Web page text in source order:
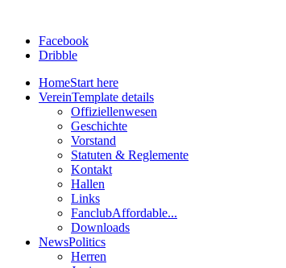
Facebook
Dribble
HomeStart here
VereinTemplate details
Offiziellenwesen
Geschichte
Vorstand
Statuten & Reglemente
Kontakt
Hallen
Links
FanclubAffordable...
Downloads
NewsPolitics
Herren